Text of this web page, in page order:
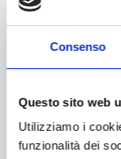
Consenso
Questo sito web
Utilizziamo i
funzionalità dei
Energie
Farmaceutico
Farmacia e/o
Fashion
Festival e